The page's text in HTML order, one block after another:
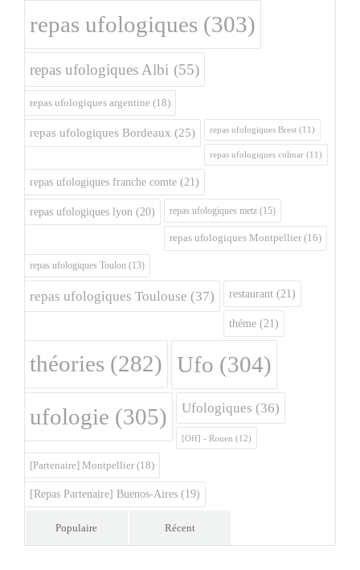
repas ufologiques (303)
repas ufologiques Albi (55)
repas ufologiques argentine (18)
repas ufologiques Bordeaux (25) repas ufologiques Brest (11)
repas ufologiques colmar (11)
repas ufologiques franche comte (21)
repas ufologiques lyon (20) repas ufologiques metz (15)
repas ufologiques Montpellier (16)
repas ufologiques Toulon (13)
repas ufologiques Toulouse (37) restaurant (21)
théme (21)
théories (282) Ufo (304)
ufologie (305) Ufologiques (36)
[Off] - Rouen (12)
[Partenaire] Montpellier (18)
[Repas Partenaire] Buenos-Aires (19)
Populaire Récent